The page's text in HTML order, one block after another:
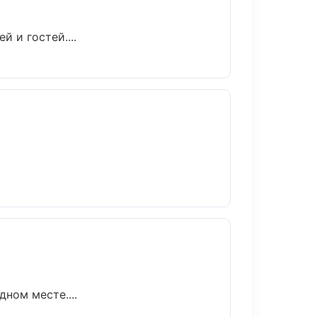
и гостей....
месте....